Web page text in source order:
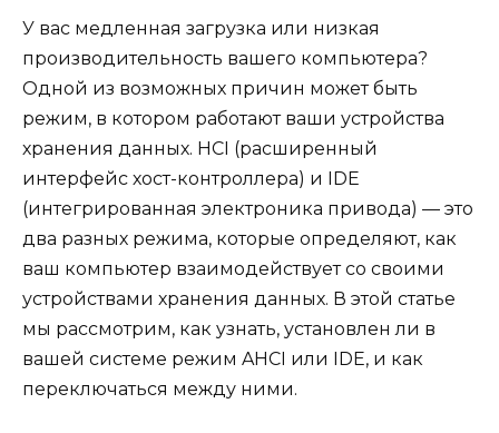
У вас медленная загрузка или низкая
производительность вашего компьютера?
Одной из возможных причин может быть
режим, в котором работают ваши устройства
хранения данных. HCI (расширенный
интерфейс хост-контроллера) и IDE
(интегрированная электроника привода) — это
два разных режима, которые определяют, как
ваш компьютер взаимодействует со своими
устройствами хранения данных. В этой статье
мы рассмотрим, как узнать, установлен ли в
вашей системе режим AHCI или IDE, и как
переключаться между ними.